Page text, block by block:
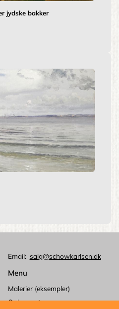
jydske bakker
Email salg@schowkarlsen.dk
Menu
Malerier (eksempler)
Ophavsret